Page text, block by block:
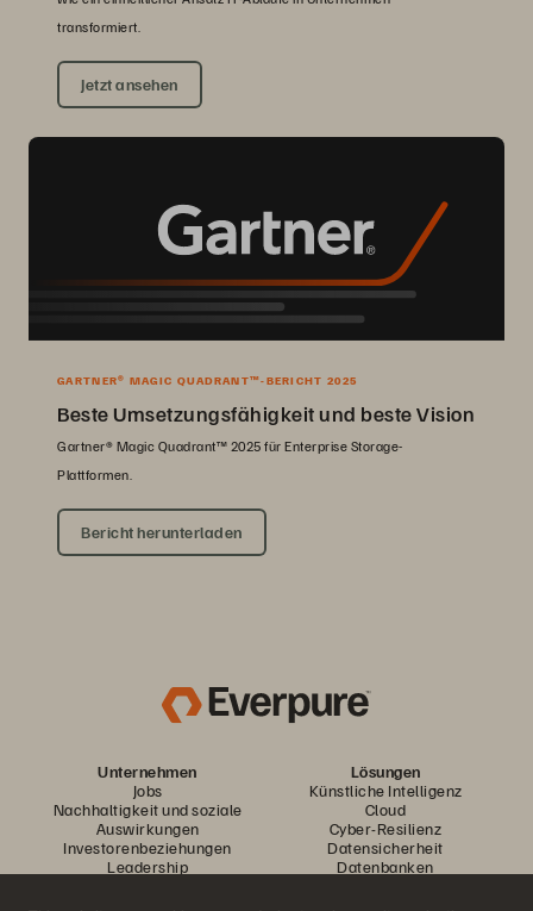
transformiert.
Jetzt ansehen
GARTNER® MAGIC QUADRANT™-BERICHT 2025
Beste Umsetzungsfähigkeit und beste Vision
Gartner® Magic Quadrant™ 2025 für Enterprise Storage-
Plattformen.
Bericht herunterladen
Unternehmen
Jobs
Nachhaltigkeit und soziale
Auswirkungen
Investorenbeziehungen
Leadership
Lösungen
Künstliche Intelligenz
Cloud
Cyber-Resilienz
Datensicherheit
Datenbanken